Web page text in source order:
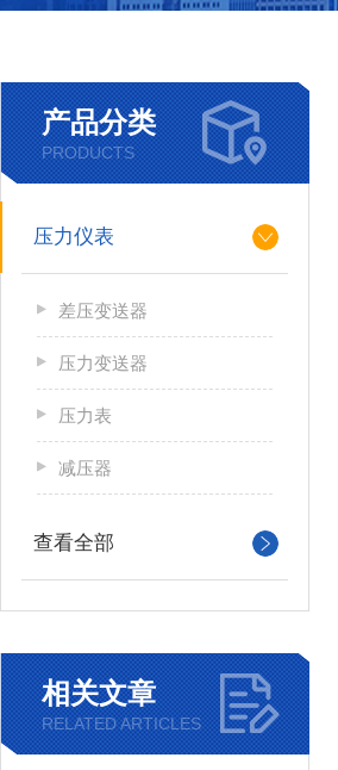
产品分类
PRODUCTS
压力仪表
差压变送器
压力变送器
压力表
减压器
查看全部
相关文章
RELATED ARTICLES